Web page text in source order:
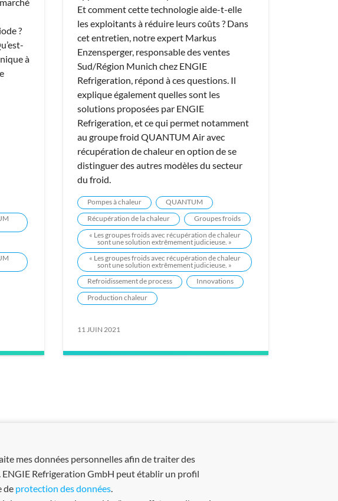
?
à
Et comment cette technologie aide-t-elle
les exploitants à réduire leurs coûts ? Dans
cet entretien, notre expert Markus
Enzensperger, responsable des ventes
Sud/Région Munich chez ENGIE
Refrigeration, répond à ces questions. Il
explique également quelles sont les
solutions proposées par ENGIE
Refrigeration, et ce qui permet notamment
au groupe froid QUANTUM Air avec
récupération de chaleur en option de se
distinguer des autres modèles du secteur
du froid.
Pompes à chaleur
QUANTUM
Récupération de la chaleur
Groupes froids
« Les groupes froids avec récupération de chaleur
sont une solution extrêmement judicieuse. »
« Les groupes froids avec récupération de chaleur
sont une solution extrêmement judicieuse. »
Refroidissement de process
Innovations
Production chaleur
11 JUIN 2021
mes données personnelles afin de traiter des
Refrigeration GmbH peut établir un profil
de protection des données.